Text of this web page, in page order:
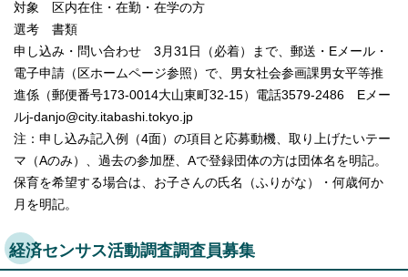
対象 区内在住・在勤・在学の方
選考 書類
申し込み・問い合わせ 3月31日（必着）まで、郵送・Eメール・
電子申請（区ホームページ参照）で、男女社会参画課男女平等推
進係（郵便番号173-0014大山東町32-15）電話3579-2486 Eメー
ルj-danjo@city.itabashi.tokyo.jp
注：申し込み記入例（4面）の項目と応募動機、取り上げたいテー
マ（Aのみ）、過去の参加歴、Aで登録団体の方は団体名を明記。
保育を希望する場合は、お子さんの氏名（ふりがな）・何歳何か
月を明記。
経済センサス活動調査調査員募集